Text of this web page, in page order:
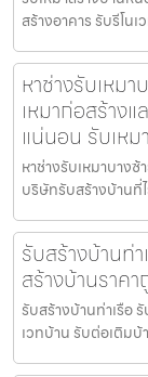
สร้างอาคาร รับรีโน
หาช่างรับเหม
เหมาก่อสร้างแ
แน่นอน รับเห
หาช่างรับเหมาบาง
บริษัทรับสร้างบ้านที่
รับสร้างบ้านท่
สร้างบ้านราค
รับสร้างบ้านท่าเรือ
เวทบ้าน รับต่อเติม